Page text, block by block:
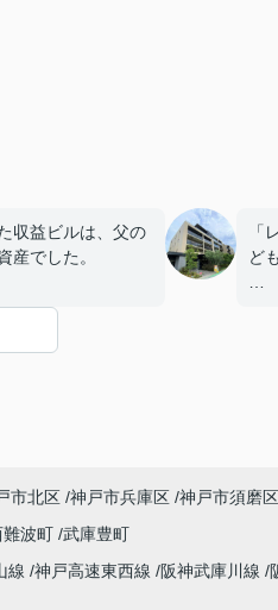
収益ビルは、父の
産でした。
恵まれ、長年安定
たが、建物の修繕
が年々大きくなっ
「
ど
を
市北区 神戸市兵庫区 神戸市須磨区
難波町 武庫豊町
線 神戸高速東西線 阪神武庫川線